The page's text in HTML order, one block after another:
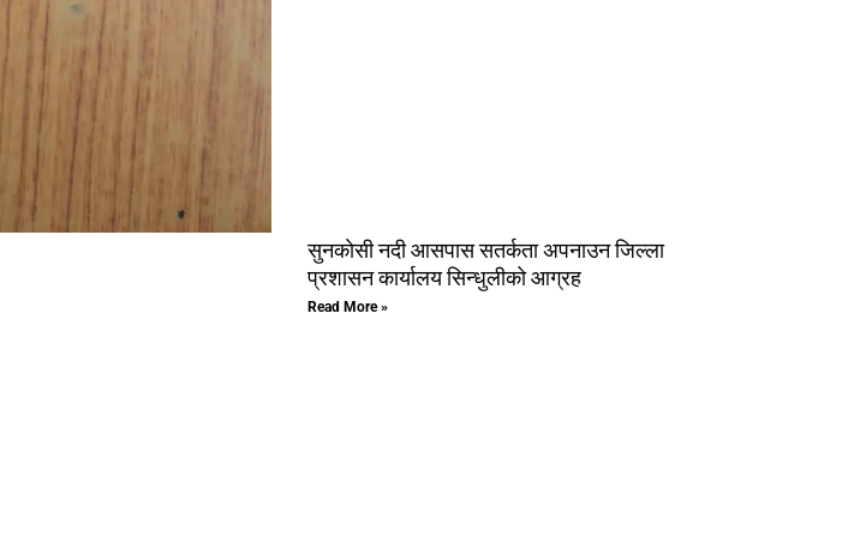
सुनकाेसी नदी आसपास सतर्कता अपनाउन जिल्ला
प्रशासन कार्यालय सिन्धुलीको आग्रह
Read More »